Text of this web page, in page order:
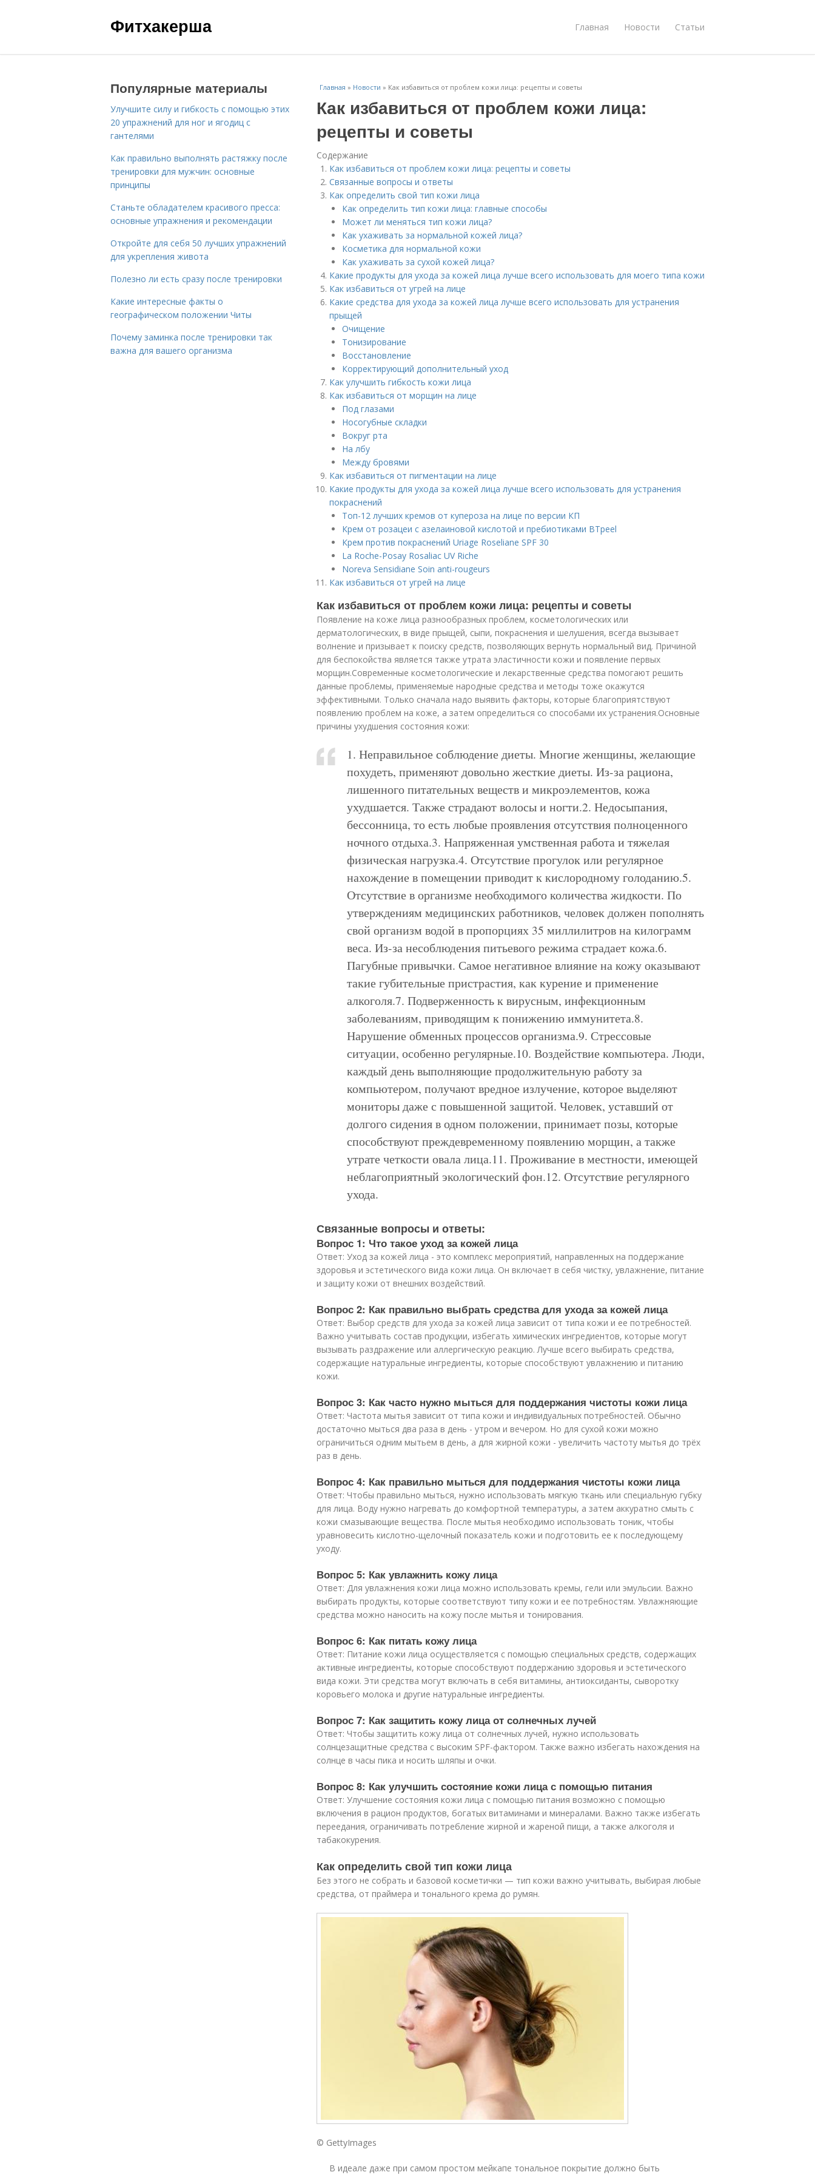
Фитхакерша Главная Новости Статьи
Главная » Новости » Как избавиться от проблем кожи лица: рецепты и советы
Как избавиться от проблем кожи лица:
рецепты и советы
Содержание
Как избавиться от проблем кожи лица: рецепты и советы
Связанные вопросы и ответы
Как определить свой тип кожи лица
Как определить тип кожи лица: главные способы
Может ли меняться тип кожи лица?
Как ухаживать за нормальной кожей лица?
Косметика для нормальной кожи
Как ухаживать за сухой кожей лица?
Какие продукты для ухода за кожей лица лучше всего использовать для моего типа кожи
Как избавиться от угрей на лице
Какие средства для ухода за кожей лица лучше всего использовать для устранения
прыщей
Очищение
Тонизирование
Восстановление
Корректирующий дополнительный уход
Как улучшить гибкость кожи лица
Как избавиться от морщин на лице
Под глазами
Носогубные складки
Вокруг рта
На лбу
Между бровями
Как избавиться от пигментации на лице
Какие продукты для ухода за кожей лица лучше всего использовать для устранения
покраснений
Топ-12 лучших кремов от купероза на лице по версии КП
Крем от розацеи с азелаиновой кислотой и пребиотиками BTpeel
Крем против покраснений Uriage Roseliane SPF 30
La Roche-Posay Rosaliac UV Riche
Noreva Sensidiane Soin anti-rougeurs
Как избавиться от угрей на лице
Как избавиться от проблем кожи лица: рецепты и советы
Появление на коже лица разнообразных проблем, косметологических или
дерматологических, в виде прыщей, сыпи, покраснения и шелушения, всегда вызывает
волнение и призывает к поиску средств, позволяющих вернуть нормальный вид. Причиной
для беспокойства является также утрата эластичности кожи и появление первых
морщин.Современные косметологические и лекарственные средства помогают решить
данные проблемы, применяемые народные средства и методы тоже окажутся
эффективными. Только сначала надо выявить факторы, которые благоприятствуют
появлению проблем на коже, а затем определиться со способами их устранения.Основные
причины ухудшения состояния кожи:
1. Неправильное соблюдение диеты. Многие женщины, желающие
похудеть, применяют довольно жесткие диеты. Из-за рациона,
лишенного питательных веществ и микроэлементов, кожа
ухудшается. Также страдают волосы и ногти.2. Недосыпания,
бессонница, то есть любые проявления отсутствия полноценного
ночного отдыха.3. Напряженная умственная работа и тяжелая
физическая нагрузка.4. Отсутствие прогулок или регулярное
нахождение в помещении приводит к кислородному голоданию.5.
Отсутствие в организме необходимого количества жидкости. По
утверждениям медицинских работников, человек должен пополнять
свой организм водой в пропорциях 35 миллилитров на килограмм
веса. Из-за несоблюдения питьевого режима страдает кожа.6.
Пагубные привычки. Самое негативное влияние на кожу оказывают
такие губительные пристрастия, как курение и применение
алкоголя.7. Подверженность к вирусным, инфекционным
заболеваниям, приводящим к понижению иммунитета.8.
Нарушение обменных процессов организма.9. Стрессовые
ситуации, особенно регулярные.10. Воздействие компьютера. Люди,
каждый день выполняющие продолжительную работу за
компьютером, получают вредное излучение, которое выделяют
мониторы даже с повышенной защитой. Человек, уставший от
долгого сидения в одном положении, принимает позы, которые
способствуют преждевременному появлению морщин, а также
утрате четкости овала лица.11. Проживание в местности, имеющей
неблагоприятный экологический фон.12. Отсутствие регулярного
ухода.
Связанные вопросы и ответы:
Вопрос 1: Что такое уход за кожей лица
Ответ: Уход за кожей лица - это комплекс мероприятий, направленных на поддержание
здоровья и эстетического вида кожи лица. Он включает в себя чистку, увлажнение, питание
и защиту кожи от внешних воздействий.
Вопрос 2: Как правильно выбрать средства для ухода за кожей лица
Ответ: Выбор средств для ухода за кожей лица зависит от типа кожи и ее потребностей.
Важно учитывать состав продукции, избегать химических ингредиентов, которые могут
вызывать раздражение или аллергическую реакцию. Лучше всего выбирать средства,
содержащие натуральные ингредиенты, которые способствуют увлажнению и питанию
кожи.
Вопрос 3: Как часто нужно мыться для поддержания чистоты кожи лица
Ответ: Частота мытья зависит от типа кожи и индивидуальных потребностей. Обычно
достаточно мыться два раза в день - утром и вечером. Но для сухой кожи можно
ограничиться одним мытьем в день, а для жирной кожи - увеличить частоту мытья до трёх
раз в день.
Вопрос 4: Как правильно мыться для поддержания чистоты кожи лица
Ответ: Чтобы правильно мыться, нужно использовать мягкую ткань или специальную губку
для лица. Воду нужно нагревать до комфортной температуры, а затем аккуратно смыть с
кожи смазывающие вещества. После мытья необходимо использовать тоник, чтобы
уравновесить кислотно-щелочный показатель кожи и подготовить ее к последующему
уходу.
Вопрос 5: Как увлажнить кожу лица
Ответ: Для увлажнения кожи лица можно использовать кремы, гели или эмульсии. Важно
выбирать продукты, которые соответствуют типу кожи и ее потребностям. Увлажняющие
средства можно наносить на кожу после мытья и тонирования.
Вопрос 6: Как питать кожу лица
Ответ: Питание кожи лица осуществляется с помощью специальных средств, содержащих
активные ингредиенты, которые способствуют поддержанию здоровья и эстетического
вида кожи. Эти средства могут включать в себя витамины, антиоксиданты, сыворотку
коровьего молока и другие натуральные ингредиенты.
Вопрос 7: Как защитить кожу лица от солнечных лучей
Ответ: Чтобы защитить кожу лица от солнечных лучей, нужно использовать
солнцезащитные средства с высоким SPF-фактором. Также важно избегать нахождения на
солнце в часы пика и носить шляпы и очки.
Вопрос 8: Как улучшить состояние кожи лица с помощью питания
Ответ: Улучшение состояния кожи лица с помощью питания возможно с помощью
включения в рацион продуктов, богатых витаминами и минералами. Важно также избегать
переедания, ограничивать потребление жирной и жареной пищи, а также алкоголя и
табакокурения.
Как определить свой тип кожи лица
Без этого не собрать и базовой косметички — тип кожи важно учитывать, выбирая любые
средства, от праймера и тонального крема до румян.
© GettyImages
В идеале даже при самом простом мейкапе тональное покрытие должно быть
Популярные материалы
Улучшите силу и гибкость с помощью этих
20 упражнений для ног и ягодиц с
гантелями
Как правильно выполнять растяжку после
тренировки для мужчин: основные
принципы
Станьте обладателем красивого пресса:
основные упражнения и рекомендации
Откройте для себя 50 лучших упражнений
для укрепления живота
Полезно ли есть сразу после тренировки
Какие интересные факты о
географическом положении Читы
Почему заминка после тренировки так
важна для вашего организма